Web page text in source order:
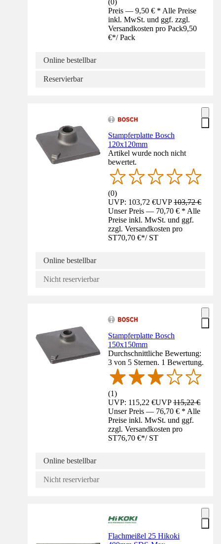
(0)
Preis — 9,50 € * Alle Preise
inkl. MwSt. und ggf. zzgl.
Versandkosten pro Pack9,50
€*/ Pack
Online bestellbar
Reservierbar
Stampferplatte Bosch
120x120mm
Artikel wurde noch nicht
bewertet.
(0)
UVP: 103,72 €UVP103,72 €
Unser Preis — 70,70 € * Alle
Preise inkl. MwSt. und ggf.
zzgl. Versandkosten pro
ST70,70 €*/ ST
Online bestellbar
Nicht reservierbar
Stampferplatte Bosch
150x150mm
Durchschnittliche Bewertung:
3 von 5 Sternen. 1 Bewertung.
(1)
UVP: 115,22 €UVP115,22 €
Unser Preis — 76,70 € * Alle
Preise inkl. MwSt. und ggf.
zzgl. Versandkosten pro
ST76,70 €*/ ST
Online bestellbar
Nicht reservierbar
Flachmeißel 25 Hikoki